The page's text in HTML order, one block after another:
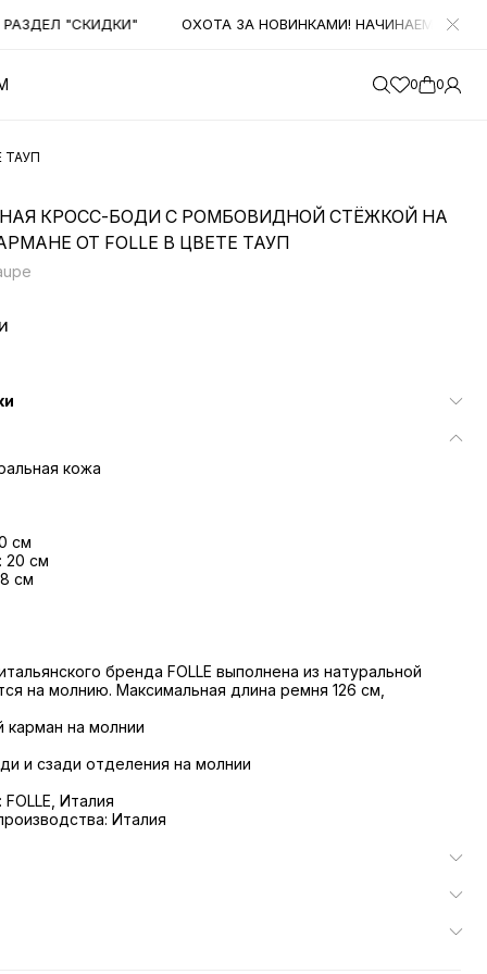
"СКИДКИ" ОХОТА ЗА НОВИНКАМИ! НАЧИНАЕМ
0 0
КРОСС-БОДИ С РОМБОВИДНОЙ СТЁЖКОЙ НА
ОТ FOLLE В ЦВЕТЕ ТАУП
кожа
см
20 см
см
бренда FOLLE выполнена из натуральной
на молнию. Максимальная длина ремня 126 см,
карман на молнии
и сзади отделения на молнии
Италия
Италия